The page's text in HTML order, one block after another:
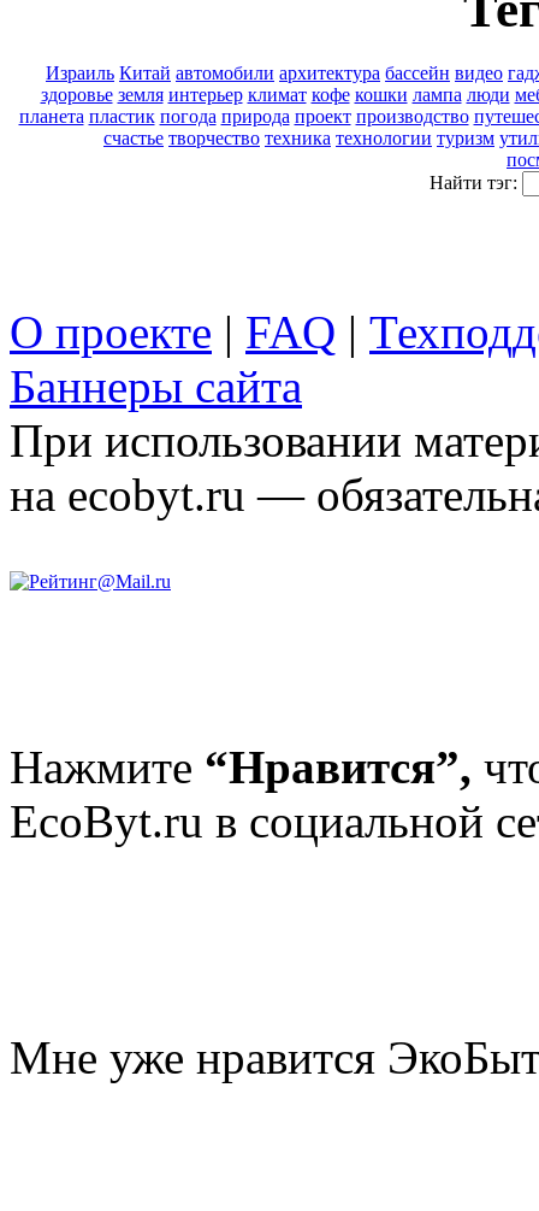
Израиль Китай автомобили архитектура бассейн видео
здоровье земля интерьер климат кофе кошки лампа люди
планета пластик погода природа проект производство
счастье творчество техника технологии туризм
Найти тэг:
О проекте | FAQ |
Баннеры сайта
При использовании
на ecobyt.ru —
Нажмите “Нравится”,
EcoByt.ru в социальной
Мне уже нравится